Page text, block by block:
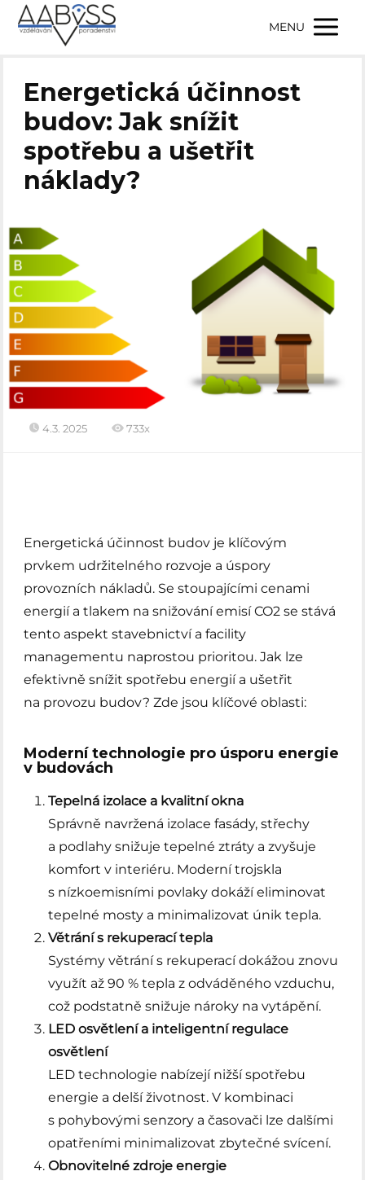
MENU
Energetická účinnost
budov: Jak snížit
spotřebu a ušetřit
náklady?
4.3. 2025 733x
Energetická účinnost budov je klíčovým
prvkem udržitelného rozvoje a úspory
provozních nákladů. Se stoupajícími cenami
energií a tlakem na snižování emisí CO2 se stává
tento aspekt stavebnictví a facility
managementu naprostou prioritou. Jak lze
efektivně snížit spotřebu energií a ušetřit
na provozu budov? Zde jsou klíčové oblasti:
Moderní technologie pro úsporu energie
v budovách
Tepelná izolace a kvalitní okna
Správně navržená izolace fasády, střechy
a podlahy snižuje tepelné ztráty a zvyšuje
komfort v interiéru. Moderní trojskla
s nízkoemisními povlaky dokáží eliminovat
tepelné mosty a minimalizovat únik tepla.
Větrání s rekuperací tepla
Systémy větrání s rekuperací dokážou znovu
využít až 90 % tepla z odváděného vzduchu,
což podstatně snižuje nároky na vytápění.
LED osvětlení a inteligentní regulace
osvětlení
LED technologie nabízejí nižší spotřebu
energie a delší životnost. V kombinaci
s pohybovými senzory a časovači lze dalšími
opatřeními minimalizovat zbytečné svícení.
Obnovitelné zdroje energie